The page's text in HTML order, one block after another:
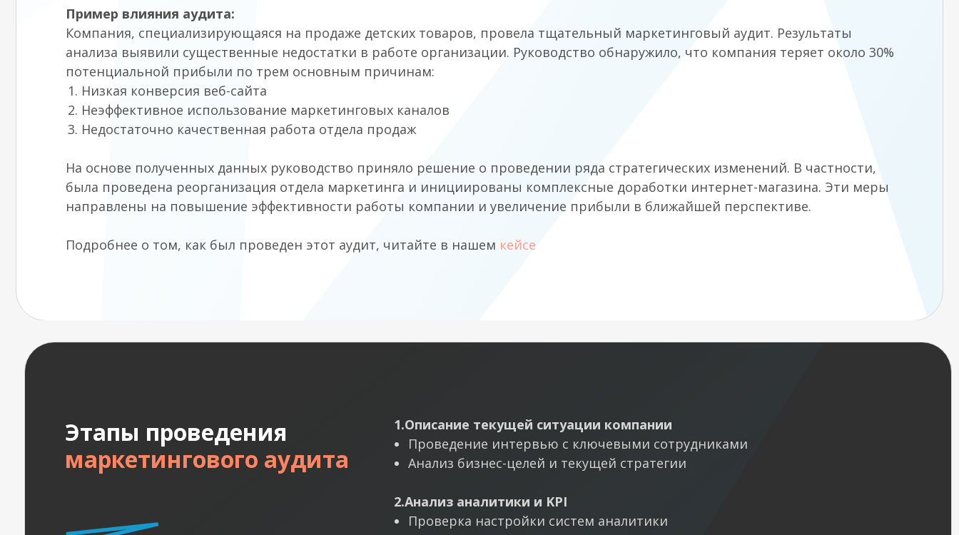
Пример влияния аудита:
Компания, специализирующаяся на продаже детских товаров, провела тщательный маркетинговый аудит. Результаты
анализа выявили существенные недостатки в работе организации. Руководство обнаружило, что компания теряет около 30%
потенциальной прибыли по трем основным причинам:
Низкая конверсия веб-сайта
Неэффективное использование маркетинговых каналов
Недостаточно качественная работа отдела продаж
На основе полученных данных руководство приняло решение о проведении ряда стратегических изменений. В частности,
была проведена реорганизация отдела маркетинга и инициированы комплексные доработки интернет-магазина. Эти меры
направлены на повышение эффективности работы компании и увеличение прибыли в ближайшей перспективе.
Подробнее о том, как был проведен этот аудит, читайте в нашем кейсе
Этапы проведения
маркетингового аудита
1.Описание текущей ситуации компании
Проведение интервью с ключевыми сотрудниками
Анализ бизнес-целей и текущей стратегии
2.Анализ аналитики и KPI
Проверка настройки систем аналитики